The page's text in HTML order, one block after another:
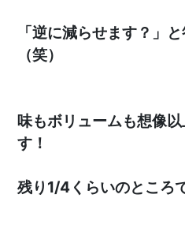
「逆に減らせます？」
（笑）
味もボリュームも想像
す！
残り1/4くらいのところ